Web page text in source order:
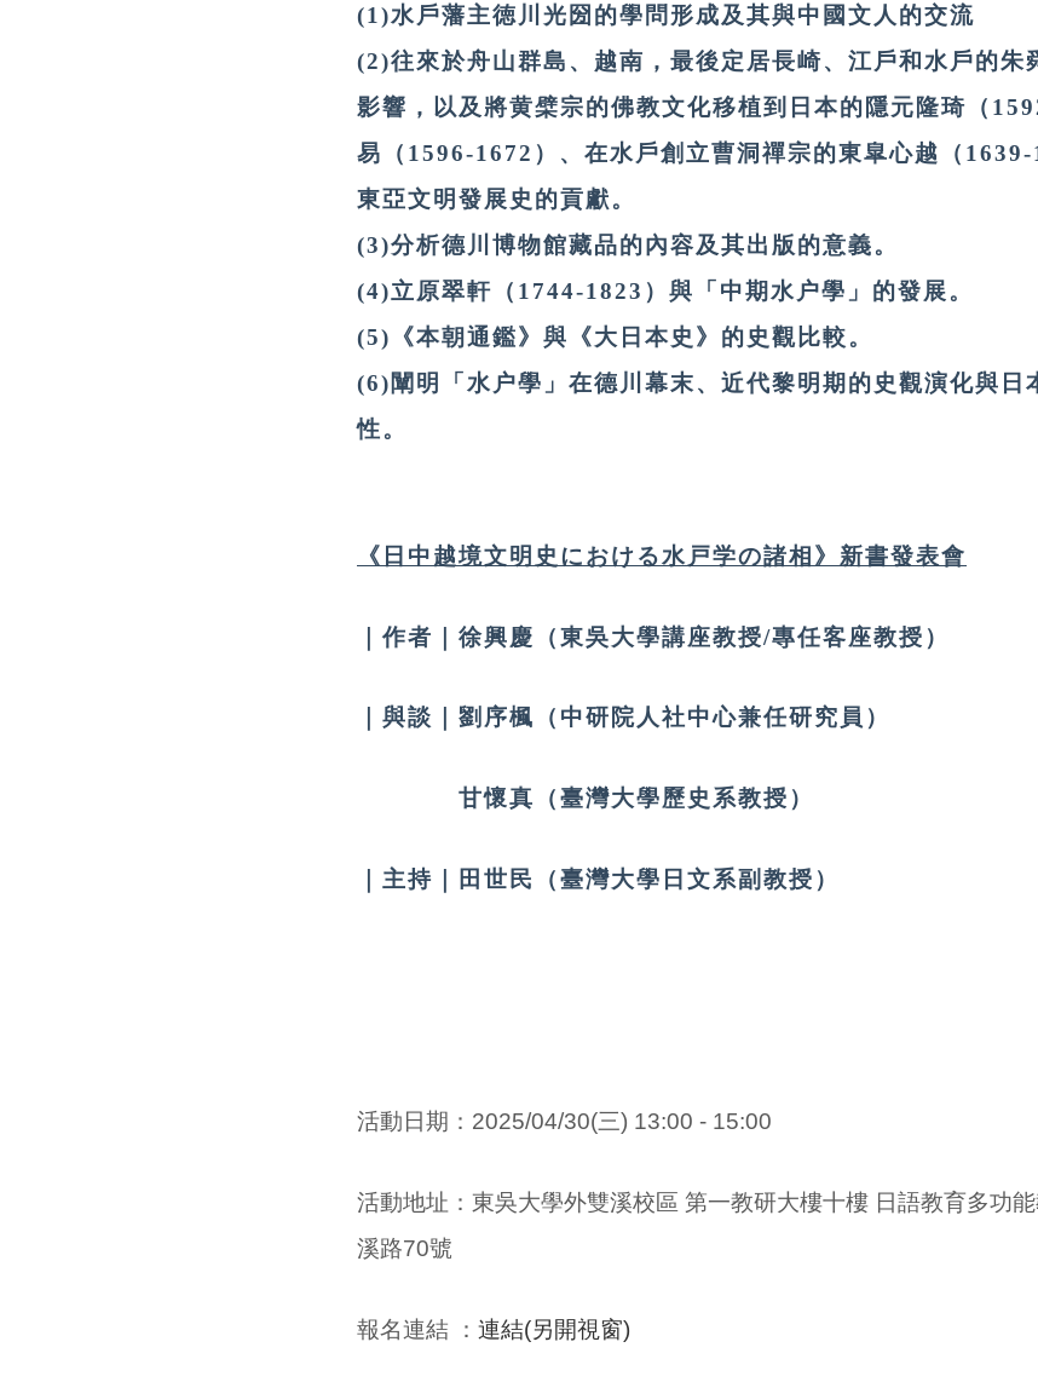
(1)水戶藩主徳川光圀的學問形成及其與中國文人的交流
(2)往來於舟山群島、越南，最後定居長崎、江戶和水戶的朱
影響，以及將黄檗宗的佛教文化移植到日本的隱元隆琦（
易（1596-1672）、在水戶創立曹洞禪宗的東皐心越（
東亞文明發展史的貢獻。
(3)分析德川博物館藏品的內容及其出版的意義。
(4)立原翠軒（1744-1823）與「中期水户學」的發展。
(5)《本朝通鑑》與《大日本史》的史觀比較。
(6)闡明「水户學」在德川幕末、近代黎明期的史觀演化與日
性。
《日中越境文明史における水戸学の諸相》新書發表會
｜作者｜徐興慶（東吳大學講座教授/專任客座教授）
｜與談｜劉序楓（中研院人社中心兼任研究員）
甘懷真（臺灣大學歷史系教授）
｜主持｜田世民（臺灣大學日文系副教授）
活動日期： 2025/04/30(三) 13:00 - 15:00
活動地址 ： 東吳大學外雙溪校區 第一教研大樓十樓 日語教育多功
溪路70號
報名連結 ： 連結(另開視窗)